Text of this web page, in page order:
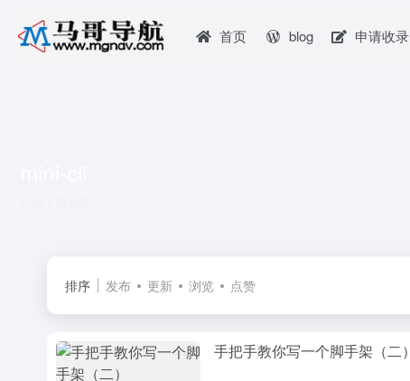
首页 blog 申请收录
排序 发布 更新 浏览 点赞
手把手教你写一个脚手架（二）